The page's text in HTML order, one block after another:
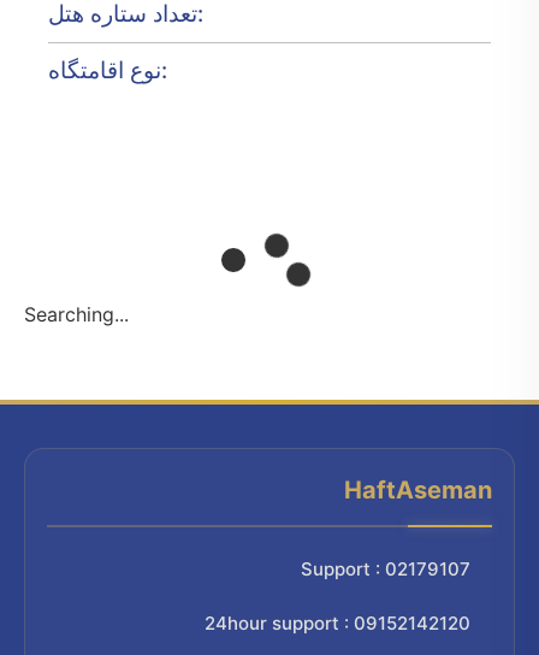
تعداد ستاره هتل:
نوع اقامتگاه:
Searching...
HaftAseman
Support : 02179107
24hour support : 09152142120